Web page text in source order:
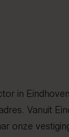
in
Vanuit
onze